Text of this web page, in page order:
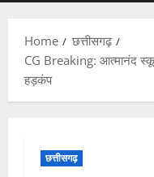
Home
छत्तीसगढ़
CG Breaking: आत्मानंद
हड़कंप
छत्तीसगढ़